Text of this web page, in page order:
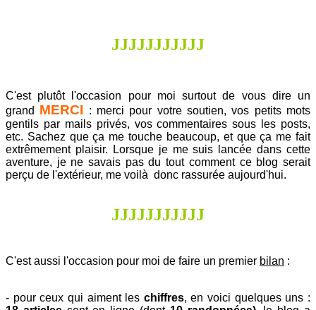
JJJJJJJJJJJ
C'est plutôt l'occasion pour moi surtout de vous dire un
grand MERCI : merci pour votre soutien, vos petits mots
gentils par mails privés, vos commentaires sous les posts,
etc. Sachez que ça me touche beaucoup, et que ça me fait
extrêmement plaisir. Lorsque je me suis lancée dans cette
aventure, je ne savais pas du tout comment ce blog serait
perçu de l'extérieur, me voilà donc rassurée aujourd'hui.
JJJJJJJJJJJ
C'est aussi l'occasion pour moi de faire un premier bilan :
- pour ceux qui aiment les chiffres, en voici quelques uns :